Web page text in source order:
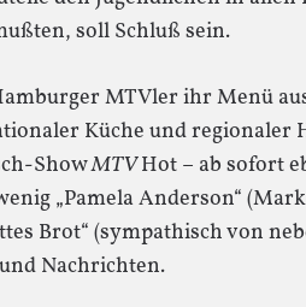
soll Schluß sein.
MTVler ihr Menü
Küche und regionaler
ShowMTVHot – ab sofort
„Pamela Anderson“
Brot“ (sympathisch von
Nachrichten.